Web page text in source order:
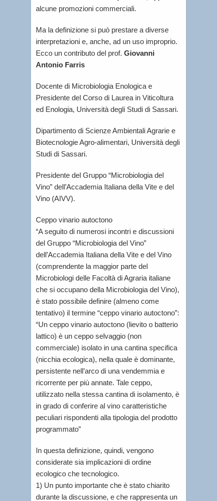
alcune promozioni commerciali.
Ma la definizione si può prestare a diverse
interpretazioni e, anche, ad un uso improprio.
Ecco un contributo del prof. Giovanni
Antonio Farris
Docente di Microbiologia Enologica e
Presidente del Corso di Laurea in Viticoltura
ed Enologia, Università degli Studi di Sassari.
Dipartimento di Scienze Ambientali Agrarie e
Biotecnologie Agro-alimentari, Università degli
Studi di Sassari.
Presidente del Gruppo “Microbiologia del
Vino” dell’Accademia Italiana della Vite e del
Vino (AIVV).
Ceppo vinario autoctono
“A seguito di numerosi incontri e discussioni
del Gruppo “Microbiologia del Vino”
dell’Accademia Italiana della Vite e del Vino
(comprendente la maggior parte del
Microbiologi delle Facoltà di Agraria italiane
che si occupano della Microbiologia del Vino),
è stato possibile definire (almeno come
tentativo) il termine “ceppo vinario autoctono”:
“Un ceppo vinario autoctono (lievito o batterio
lattico) è un ceppo selvaggio (non
commerciale) isolato in una cantina specifica
(nicchia ecologica), nella quale è dominante,
persistente nell’arco di una vendemmia e
ricorrente per più annate. Tale ceppo,
utilizzato nella stessa cantina di isolamento, è
in grado di conferire al vino caratteristiche
peculiari rispondenti alla tipologia del prodotto
programmato”
In questa definizione, quindi, vengono
considerate sia implicazioni di ordine
ecologico che tecnologico.
1) Un punto importante che è stato chiarito
durante la discussione, e che rappresenta un